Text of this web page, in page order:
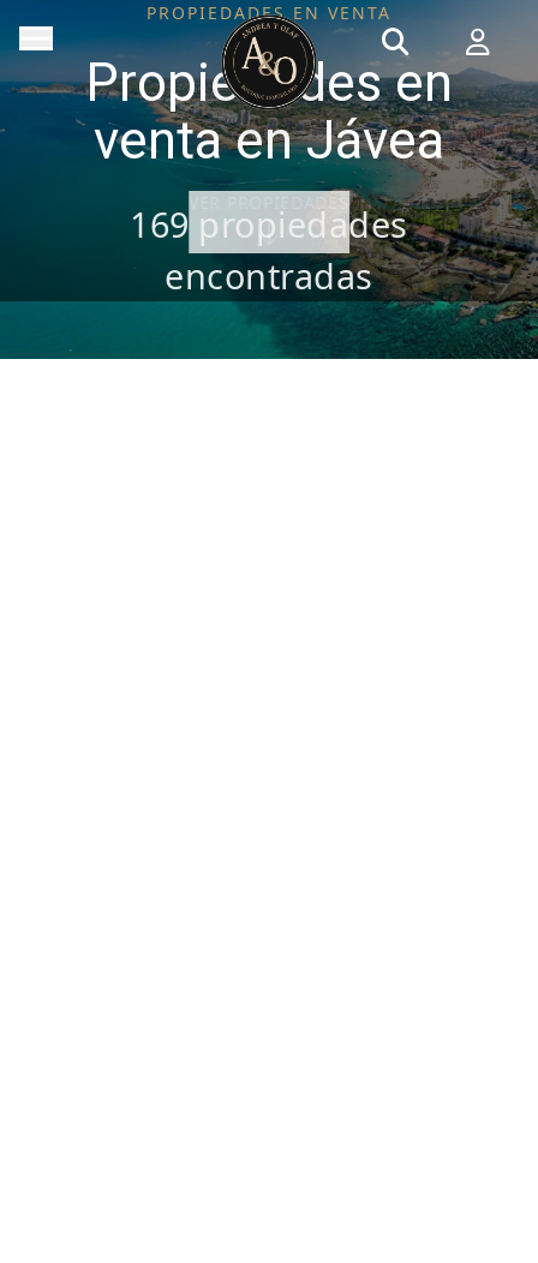
PROPIEDADES EN VENTA
Propiedades en
venta en Jávea
169 propiedades
encontradas
VER PROPIEDADES